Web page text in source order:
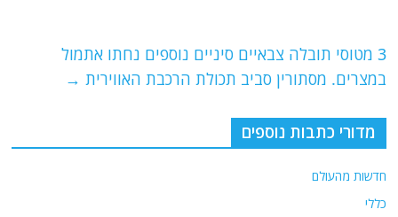
k
מטוסי תובלה צבאיים סיניים נוספים נחתו אתמול
מסתורין סביב תכולת הרכבת האווירית→
כתבות נוספים
מהעולם